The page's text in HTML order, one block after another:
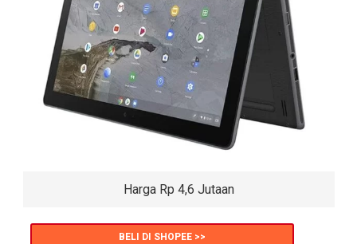
Harga Rp 4,6 Jutaan
BELI DI SHOPEE >>